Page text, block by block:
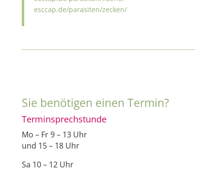
esccap.de/parasiten/zecken/
Sie benötigen einen Termin?
Terminsprechstunde
Mo – Fr 9 – 13 Uhr
und 15 – 18 Uhr
Sa 10 – 12 Uhr